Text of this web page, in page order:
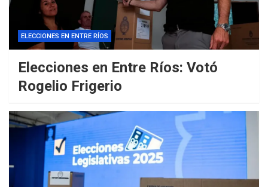
ELECCIONES EN ENTRE RÍOS
Elecciones en Entre Ríos: Votó
Rogelio Frigerio